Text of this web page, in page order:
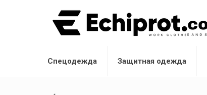
Спецодежда Защитная одежда